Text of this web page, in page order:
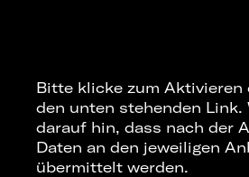
Bitte klicke zum Aktivieren
den unten stehenden Link.
darauf hin, dass nach der
Daten an den jeweiligen
übermittelt werden.